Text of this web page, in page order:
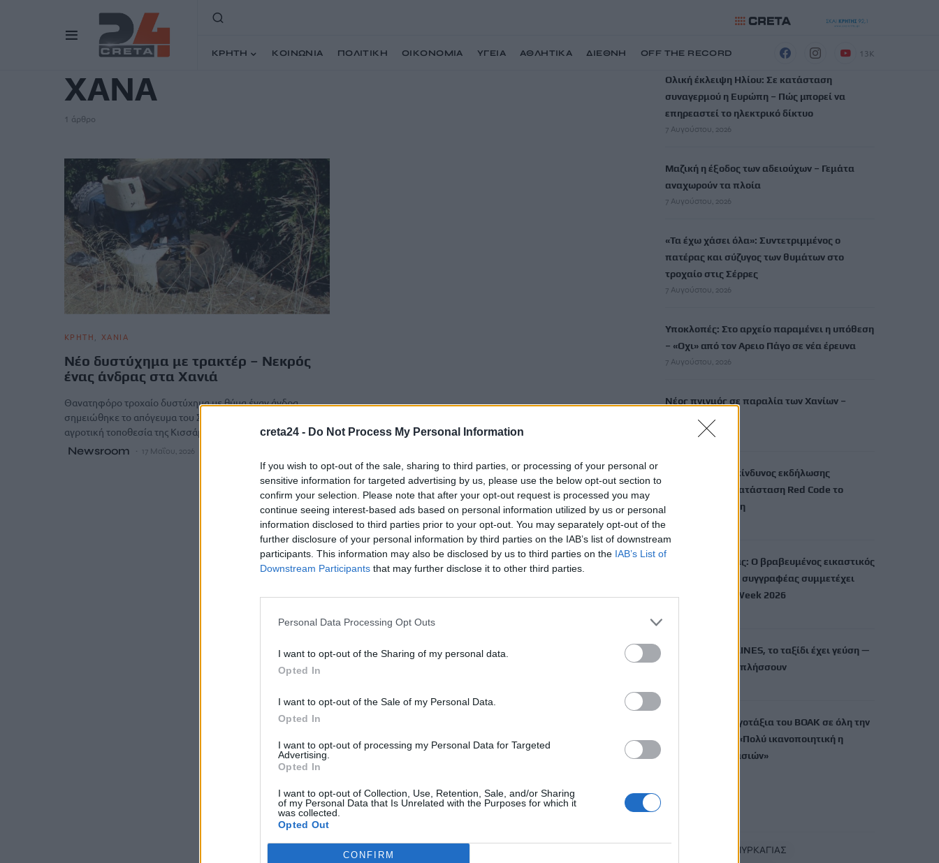
creta24 - Do Not Process My Personal Information
If you wish to opt-out of the sale, sharing to third parties, or processing of your personal or
sensitive information for targeted advertising by us, please use the below opt-out section to
confirm your selection. Please note that after your opt-out request is processed you may
continue seeing interest-based ads based on personal information utilized by us or personal
information disclosed to third parties prior to your opt-out. You may separately opt-out of the
further disclosure of your personal information by third parties on the IAB’s list of downstream
participants. This information may also be disclosed by us to third parties on the IAB’s List of
Downstream Participants that may further disclose it to other third parties.
Personal Data Processing Opt Outs
I want to opt-out of the Sharing of my personal data.
Opted In
I want to opt-out of the Sale of my Personal Data.
Opted In
I want to opt-out of processing my Personal Data for Targeted
Advertising.
Opted In
I want to opt-out of Collection, Use, Retention, Sale, and/or Sharing
of my Personal Data that Is Unrelated with the Purposes for which it
was collected.
Opted Out
CONFIRM
ΚΡΗΤΗ ΚΟΙΝΩΝΙΑ ΠΟΛΙΤΙΚΗ ΟΙΚΟΝΟΜΙΑ ΥΓΕΙΑ ΑΘΛΗΤΙΚΑ ΔΙΕΘΝΗ OFF THE RECORD 13K
ΧΑΝΑ
1 άρθρο
ΚΡΗΤΗ ΧΑΝΙΑ
Νέο δυστύχημα με τρακτέρ – Νεκρός
ένας άνδρας στα Χανιά
Θανατηφόρο τροχαίο δυστύχημα με θύμα έναν άνδρα
σημειώθηκε το απόγευμα του Σαββάτου (16/05) σε
αγροτική τοποθεσία της Κισσάμου…
Newsroom 17 Μαΐου, 2026
ΡΟΗ ΕΙΔΗΣΕΩΝ
Ολική έκλειψη Ηλίου: Σε κατάσταση
συναγερμού η Ευρώπη – Πώς μπορεί να
επηρεαστεί το ηλεκτρικό δίκτυο
7 Αυγούστου, 2026
Μαζική η έξοδος των αδειούχων – Γεμάτα
αναχωρούν τα πλοία
7 Αυγούστου, 2026
«Τα έχω χάσει όλα»: Συντετριμμένος ο
πατέρας και σύζυγος των θυμάτων στο
τροχαίο στις Σέρρες
7 Αυγούστου, 2026
Υποκλοπές: Στο αρχείο παραμένει η υπόθεση
– «Οχι» από τον Αρειο Πάγο σε νέα έρευνα
7 Αυγούστου, 2026
Νέος πνιγμός σε παραλία των Χανίων –
Νεκρή 65χρονη
7 Αυγούστου, 2026
Πολύ υψηλός ο κίνδυνος εκδήλωσης
πυρκαγιάς: Σε κατάσταση Red Code το
Σάββατο η Κρήτη
Χρίστος Χαλικιάς: Ο βραβευμένος εικαστικός
καλλιτέχνης και συγγραφέας συμμετέχει
στην Berlin Art Week 2026
Με τη MINOAN LINES, το ταξίδι έχει γεύση —
και τιμές που εκπλήσσουν
«Τρέχουν» τα εργοτάξια του ΒΟΑΚ σε όλη την
Κρήτη – Δήμας: «Πολύ ικανοποιητική η
πορεία των εργασιών»
ΚΙΝΔΥΝΟΣ ΠΥΡΚΑΓΙΑΣ